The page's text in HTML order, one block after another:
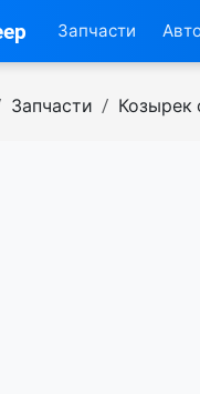
Запчасти
Запчасти Козырек